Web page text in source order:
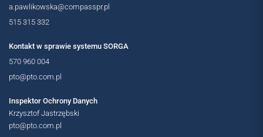
OGÓLNOPOLSKIE
a.pawlikowska@compasspr.pl
515 315 332
Kontakt w sprawie systemu SORGA
570 960 004
pto@pto.com.pl
Inspektor Ochrony Danych
Krzysztof Jastrzębski
pto@pto.com.pl